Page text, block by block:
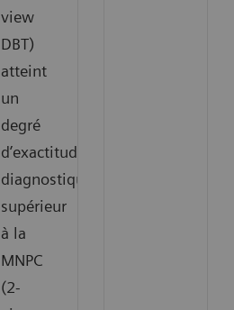
view
DBT)
atteint
un
degré
d’exactitude
diagnostique
supérieur
à la
MNPC
(2-